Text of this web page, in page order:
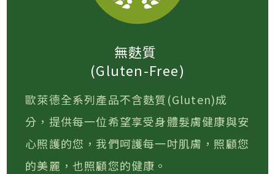
無麩質
(Gluten-Free)
歐萊德全系列產品不含麩質(Gluten)成
分，提供每一位希望享受身體髮膚健康與安
心照護的您，我們呵護每一吋肌膚，照顧您
的美麗，也照顧您的健康。